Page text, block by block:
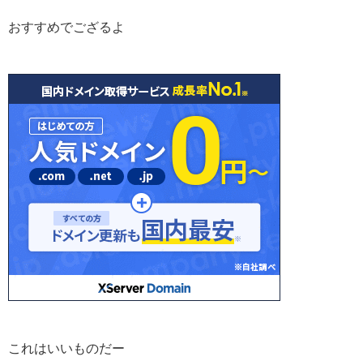
おすすめでござるよ
これはいいものだー